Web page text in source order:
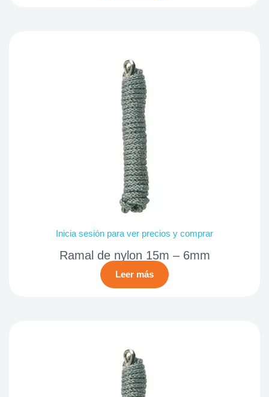
Inicia sesión para ver precios y comprar
Ramal de nylon 15m – 6mm
Leer más